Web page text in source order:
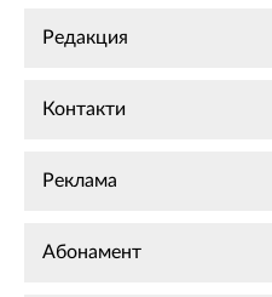
Редакция
Контакти
Реклама
Абонамент